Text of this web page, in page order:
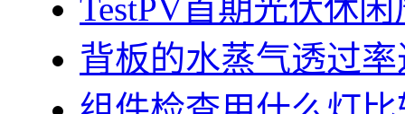
TestPV首期光伏休
背板的水蒸气透过